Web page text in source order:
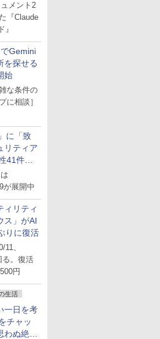
メント2
『Claude
でGemini
を探せる
始
な条件の
に相談］
に「致
リティア
41件に
が展開中
ィリティ
ス」がAI
りに復活
、
る。復活
円
生活
一日を考
チャッ
ぬ絶景